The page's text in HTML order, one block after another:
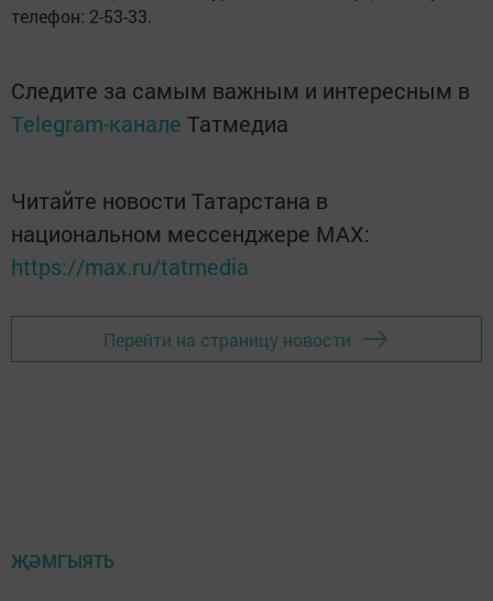
телефон: 2-53-33.
Следите за самым важным и интересным в
Telegram-канале Татмедиа
Читайте новости Татарстана в
национальном мессенджере MАХ:
https://max.ru/tatmedia
Перейти на страницу новости
ҖӘМГЫЯТЬ